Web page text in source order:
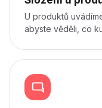
U produktů
abyste věděli, co